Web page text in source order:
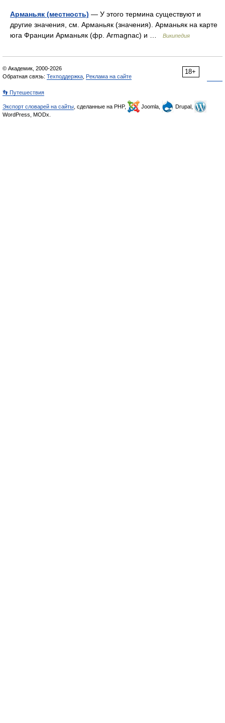
Арманьяк (местность) — У этого термина существуют и
другие значения, см. Арманьяк (значения). Арманьяк на карте
юга Франции Арманьяк (фр. Armagnac) и …
Википедия
18+
© Академик, 2000-2026
Обратная связь: Техподдержка Реклама на сайте
👣 Путешествия
Экспорт словарей на сайты , сделанные на PHP, Joomla,
Drupal,
WordPress, MODx.